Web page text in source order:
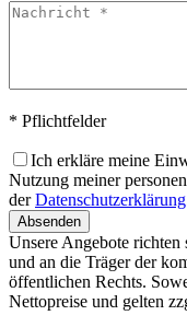
* Pflichtfelder
Ich erkläre meine
Nutzung meiner
derDatenschutzerklärung
Absenden
Unsere Angebote richten
und an die Träger der
öffentlichen Rechts.
Nettopreise und gelten